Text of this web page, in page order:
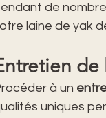
de
laine de yak
de
à un
uniques